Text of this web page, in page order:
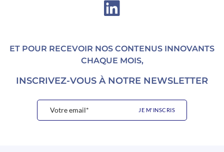
ET POUR RECEVOIR NOS CONTENUS INNOVANTS
CHAQUE MOIS,
INSCRIVEZ-VOUS À NOTRE NEWSLETTER